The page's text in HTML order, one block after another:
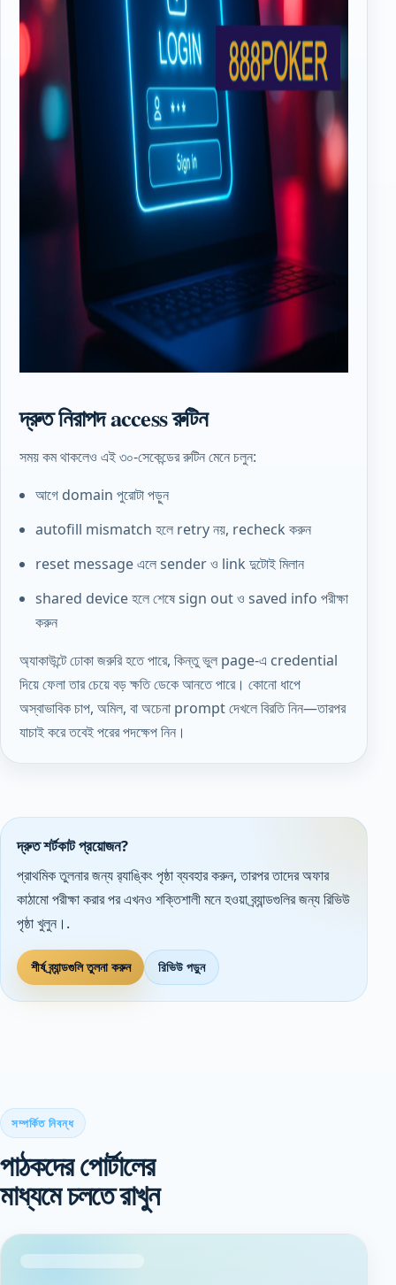
দ্রুত নিরাপদ access রুটিন
সময় কম থাকলেও এই ৩০-সেকেন্ডের রুটিন মেনে চলুন:
আগে domain পুরোটা পড়ুন
autofill mismatch হলে retry নয়, recheck করুন
reset message এলে sender ও link দুটোই মিলান
shared device হলে শেষে sign out ও saved info পরীক্ষা
করুন
অ্যাকাউন্টে ঢোকা জরুরি হতে পারে, কিন্তু ভুল page-এ credential
দিয়ে ফেলা তার চেয়ে বড় ক্ষতি ডেকে আনতে পারে। কোনো ধাপে
অস্বাভাবিক চাপ, অমিল, বা অচেনা prompt দেখলে বিরতি নিন—তারপর
যাচাই করে তবেই পরের পদক্ষেপ নিন।
দ্রুত শর্টকাট প্রয়োজন?
প্রাথমিক তুলনার জন্য র‌্যাঙ্কিং পৃষ্ঠা ব্যবহার করুন, তারপর তাদের অফার
কাঠামো পরীক্ষা করার পর এখনও শক্তিশালী মনে হওয়া ব্র্যান্ডগুলির জন্য রিভিউ
পৃষ্ঠা খুলুন।.
শীর্ষ ব্র্যান্ডগুলি তুলনা করুন রিভিউ পড়ুন
সম্পর্কিত নিবন্ধ
পাঠকদের পোর্টালের
মাধ্যমে চলতে রাখুন